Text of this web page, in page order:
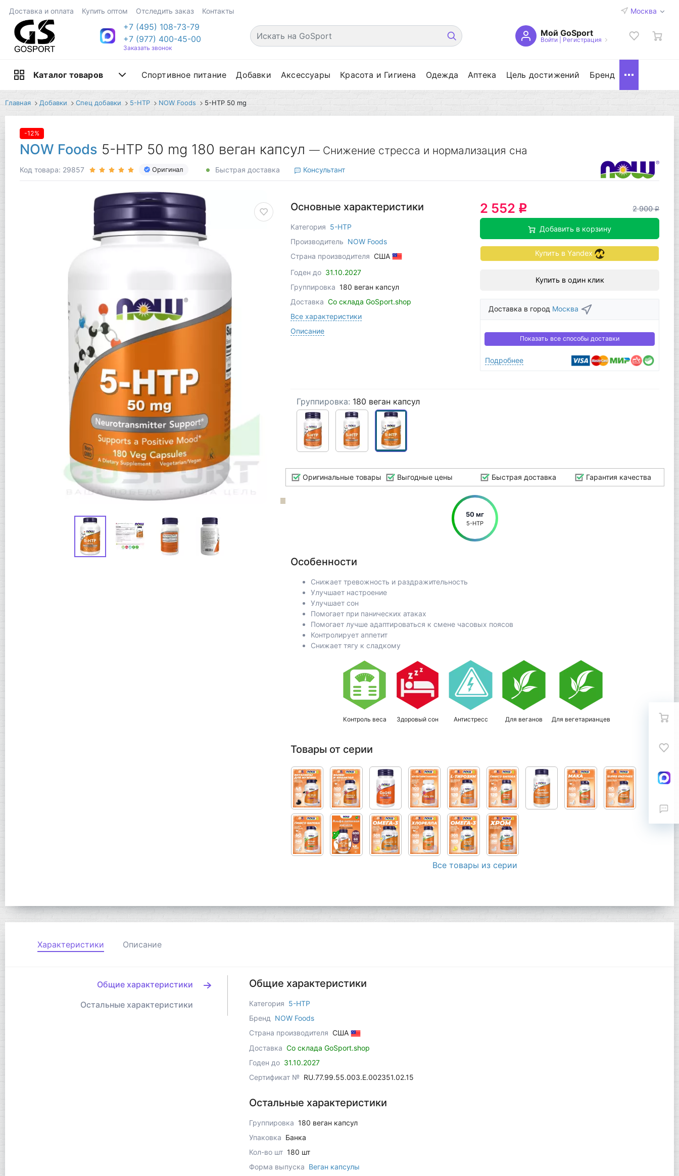
Доставка и оплата Купить оптом Отследить заказ Контакты Москва
+7 (495) 108-73-79
+7 (977) 400-45-00
Заказать звонок
Мой GoSport
Войти| Регистрация
Каталог товаров Спортивное питание Добавки Аксессуары Красота и Гигиена Одежда Аптека Цель достижений Бренд
Главная Добавки Спец добавки 5-HTP NOW Foods 5-HTP 50 mg
-12%
NOW Foods 5-HTP 50 mg 180 веган капсул — Снижение стресса и нормализация сна
Код товара: 29857 Оригинал Быстрая доставка Консультант
Основные характеристики
Категория 5-HTP
Производитель NOW Foods
Страна производителя США
Годен до 31.10.2027
Группировка 180 веган капсул
Доставка Со склада GoSport.shop
Все характеристики
Описание
2 552 q 2 900q
Добавить в корзину
Купить в Yandex
Купить в один клик
Доставка в город Москва
Показать все способы доставки
Подробнее
Группировка: 180 веган капсул
Оригинальные товары Выгодные цены Быстрая доставка Гарантия качества
50 мг
5-HTP
Особенности
Снижает тревожность и раздражительность
Улучшает настроение
Улучшает сон
Помогает при панических атаках
Помогает лучше адаптироваться к смене часовых поясов
Контролирует аппетит
Снижает тягу к сладкому
Контроль веса Здоровый сон Антистресс Для веганов Для вегетарианцев
Товары от серии
Все товары из серии
Характеристики Описание
Общие характеристики
Остальные характеристики
Общие характеристики
Категория 5-HTP
Бренд
NOW Foods
Страна производителя США
Доставка Со склада GoSport.shop
Годен до 31.10.2027
Сертификат № RU.77.99.55.003.Е.002351.02.15
Остальные характеристики
Группировка 180 веган капсул
Упаковка Банка
Кол-во шт 180 шт
Форма выпуска Веган капсулы